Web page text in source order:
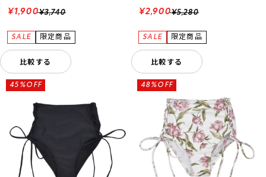
¥3,740
¥1,900
比較する
¥5,280
¥2,900
比較する
45%OFF 48%OFF